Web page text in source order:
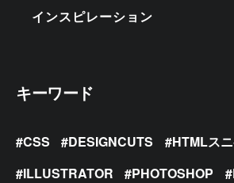
インスピレーション
キーワード
CSS DESIGNCUTS
HTMLス
ILLUSTRATOR
PHOTOSHOP